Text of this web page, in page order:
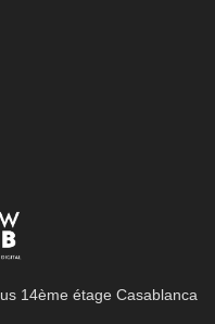
14ème étage Casablanca